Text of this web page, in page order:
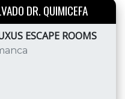
DR. QUIMICEFA
ESCAPE ROOMS